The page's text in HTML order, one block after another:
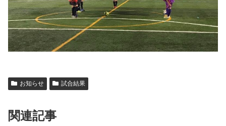
お知らせ 試合結果
関連記事